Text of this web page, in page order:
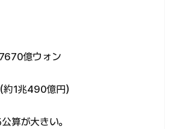
億ウォン
1兆490億円）
算が大きい。